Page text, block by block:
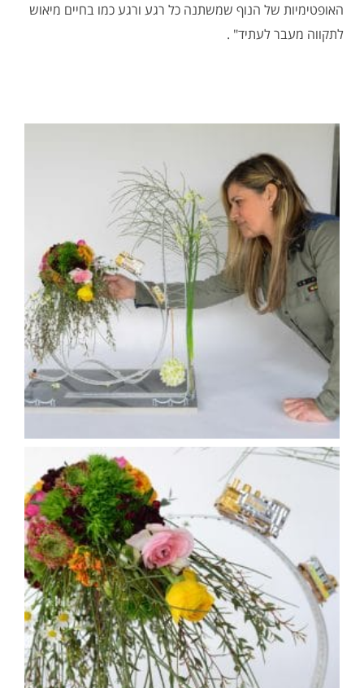
האופטימיות של הנוף שמשתנה כל רגע ורגע כמו בחיים מיאוש
לתקווה מעבר לעתיד" .